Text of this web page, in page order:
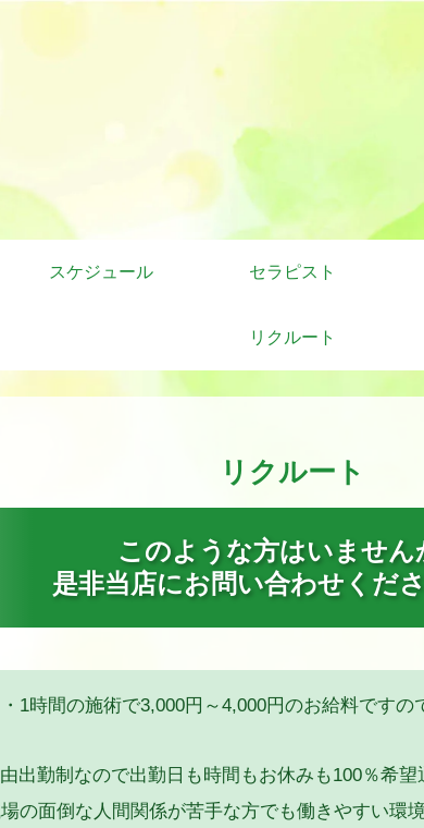
スケジュール セラピスト
リクルート
リクルート
このような方はいません
是非当店にお問い合わせくださ
・1時間の施術で3,000円～4,000円のお給料です
出勤制なので出勤日も時間もお休みも100％希
場の面倒な人間関係が苦手な方でも働きやすい環境